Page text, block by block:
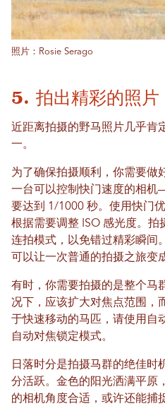
照片：Rosie Serago
5. 拍出精彩的照片
近距离拍摄的野马照片几乎肯
一。
为了确保拍摄顺利，你需要做
一台可以控制快门速度的相
要达到 1/1000 秒。使用快门
根据需要调整 ISO 感光度。拍
连拍模式，以免错过精彩瞬间
可以让一次普通的拍摄之旅变
有时，你需要拍摄的是整个马
况下，应该扩大对焦点范围，
于快速移动的马匹，请使用自
自动对焦锁定模式。
日落时分是拍摄马群的绝佳时
分活跃。金色的阳光洒满平原
的相机角度合适，或许还能捕